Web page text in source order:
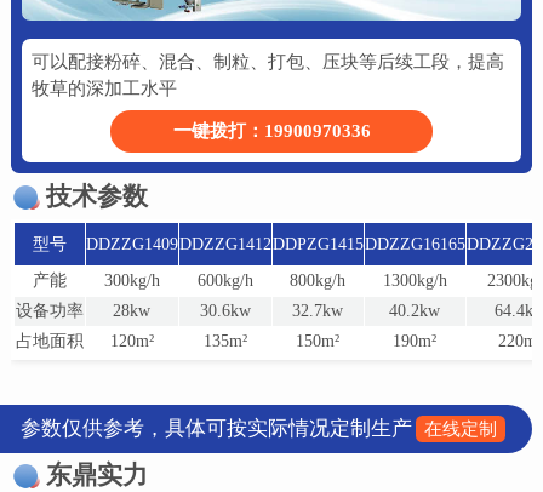
可以配接粉碎、混合、制粒、打包、压块等后续工段，提高
牧草的深加工水平
一键拨打：19900970336
技术参数
型号 DDZZG1409DDZZG1412DDPZG1415DDZZG16165
产能
300kg/h 600kg/h 800kg/h 1300kg/h
设备功率
28kw 30.6kw 32.7kw 40.2kw
占地面积
120m² 135m² 150m² 190m² 220m²
参数仅供参考，具体可按实际情况定制生产 在线定制
东鼎实力